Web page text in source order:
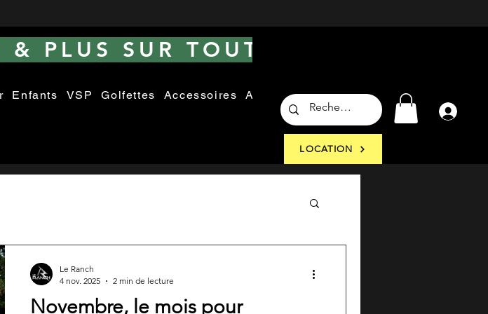
PLUS SUR TOUT LE SITE
Enfants VSP Golfettes Accessoires Autres Atelier
LOCATION
Novembre, le mois pour
Le Ranch
4 nov. 2025
2 min de lecture